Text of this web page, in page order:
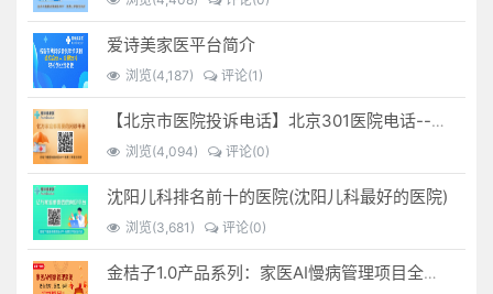
爱诗美家医平台简介
浏览(4,187) 评论(1)
【北京市医院投诉电话】北京301医院电话--(北京301医院投诉电话多少)
浏览(4,094) 评论(0)
沈阳儿科排名前十的医院(沈阳儿科最好的医院)
浏览(3,681) 评论(0)
金桔子1.0产品系列：家医AI慢病管理项目全国招募区域合伙人，低投入，高回报，长收益